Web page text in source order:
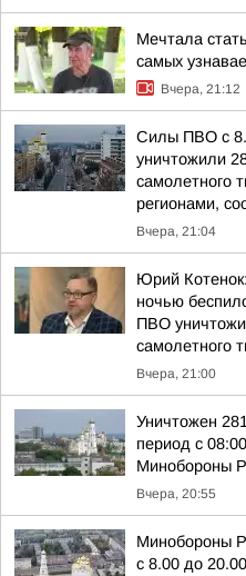
Мечтала
самых
Вчера, 21:12
Силы ПВО с
уничтожили
самолетного
регионами,
Вчера, 21:04
Юрий
ночью
ПВО
самолетного
Вчера, 21:00
Уничтожен
период с
Минобороны
Вчера, 20:55
Минобороны
с 8.00 до